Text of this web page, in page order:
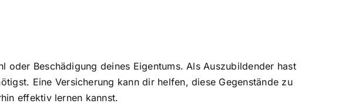
oder Beschädigung deines Eigentums. Als Auszubildender hast
Eine Versicherung kann dir helfen, diese Gegenstände zu
effektiv lernen kannst.